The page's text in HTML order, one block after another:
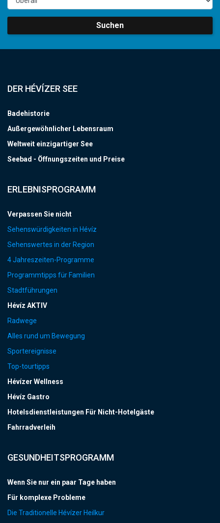
Suchen
DER HÉVÍZER SEE
Badehistorie
Außergewöhnlicher Lebensraum
Weltweit einzigartiger See
Seebad - Öffnungszeiten und Preise
ERLEBNISPROGRAMM
Verpassen Sie nicht
Sehenswürdigkeiten in Hévíz
Sehenswertes in der Region
4 Jahreszeiten-Programme
Programmtipps für Familien
Stadtführungen
Hévíz AKTIV
Radwege
Alles rund um Bewegung
Sportereignisse
Top-tourtipps
Hévízer Wellness
Hévíz Gastro
Hotelsdienstleistungen Für Nicht-Hotelgäste
Fahrradverleih
GESUNDHEITSPROGRAMM
Wenn Sie nur ein paar Tage haben
Für komplexe Probleme
Die Traditionelle Hévízer Heilkur